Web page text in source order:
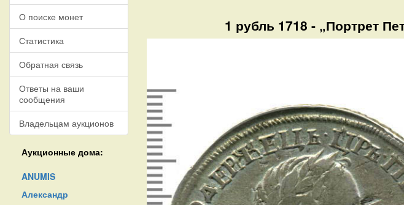
О поиске монет
Статистика
Обратная связь
Ответы на ваши
сообщения
Владельцам аукционов
Аукционные дома:
ANUMIS
Александр
1 рубль 1718 - „Портрет